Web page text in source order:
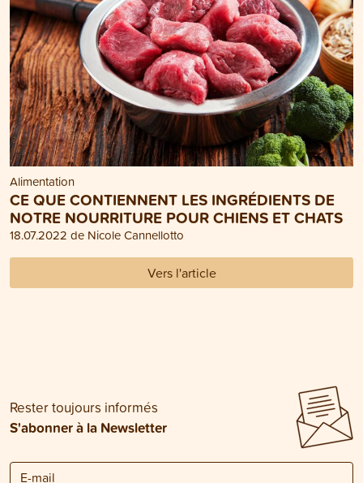
Alimentation
CE QUE CONTIENNENT LES INGRÉDIENTS DE
NOTRE NOURRITURE POUR CHIENS ET CHATS
18.07.2022 de Nicole Cannellotto
Vers l'article
Rester toujours informés
S'abonner à la Newsletter